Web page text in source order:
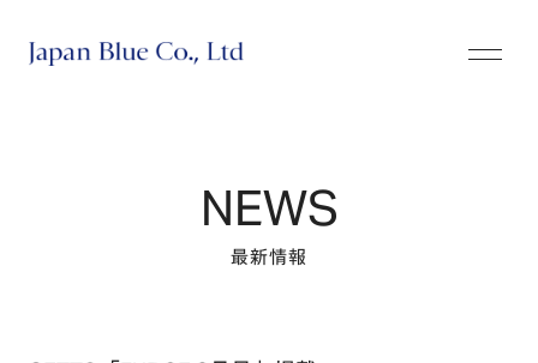
NEWS
最新情報